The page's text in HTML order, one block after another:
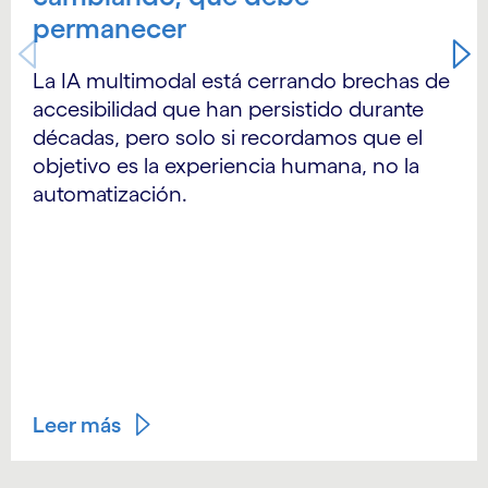
permanecer
La IA multimodal está cerrando brechas de
accesibilidad que han persistido durante
décadas, pero solo si recordamos que el
objetivo es la experiencia humana, no la
automatización.
Leer más